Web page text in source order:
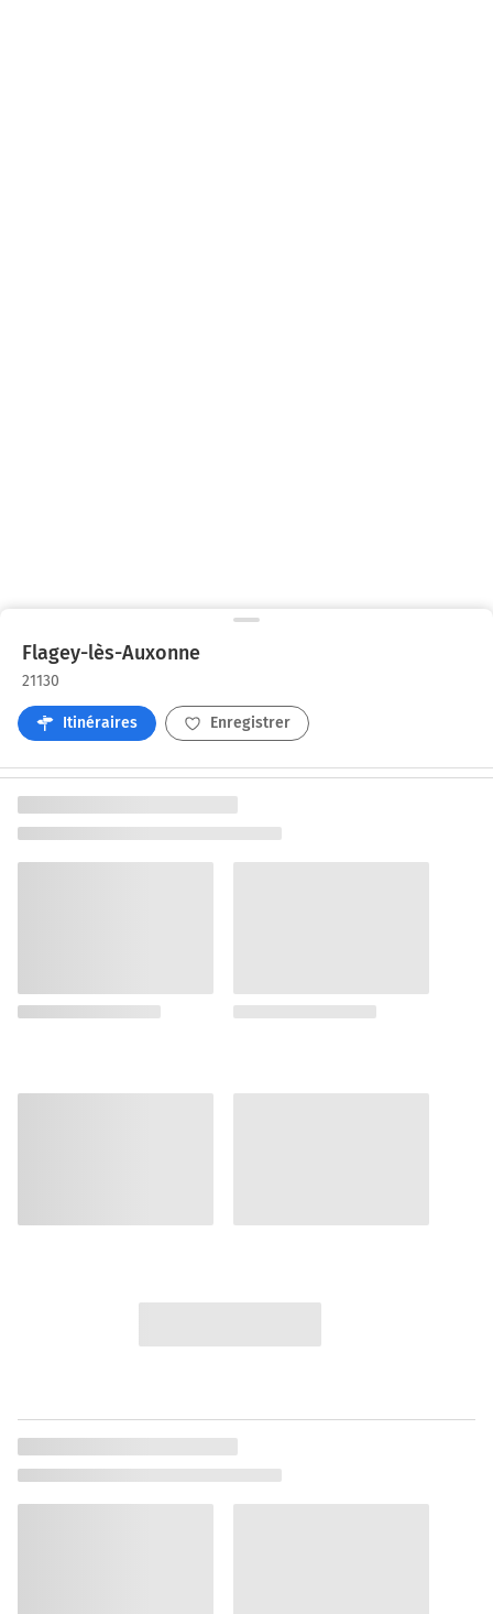
Flagey-lès-Auxonne
21130
Itinéraires Enregistrer